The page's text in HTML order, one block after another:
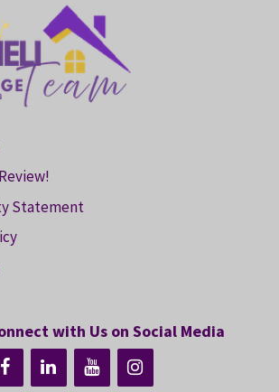
Statement
with Us on Social Media